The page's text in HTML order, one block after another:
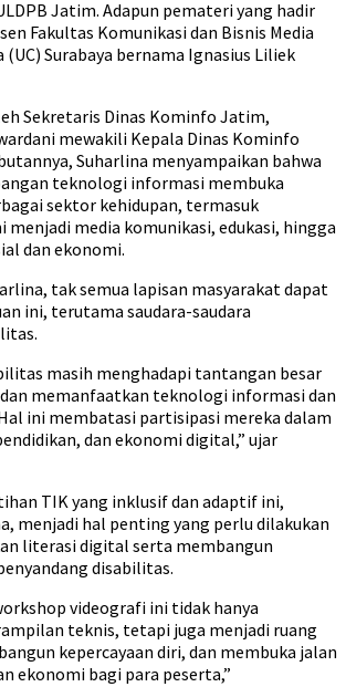
Jatim. Adapun pemateri yang hadir
Fakultas Komunikasi dan Bisnis Media
Surabaya bernama Ignasius Liliek
Sekretaris Dinas Kominfo Jatim,
mewakili Kepala Dinas Kominfo
Suharlina menyampaikan bahwa
teknologi informasi membuka
sektor kehidupan, termasuk
menjadi media komunikasi, edukasi, hingga
dan ekonomi.
tak semua lapisan masyarakat dapat
ini, terutama saudara-saudara
masih menghadapi tantangan besar
memanfaatkan teknologi informasi dan
ini membatasi partisipasi mereka dalam
dan ekonomi digital,” ujar
TIK yang inklusif dan adaptif ini,
menjadi hal penting yang perlu dilakukan
literasi digital serta membangun
disabilitas.
videografi ini tidak hanya
teknis, tetapi juga menjadi ruang
kepercayaan diri, dan membuka jalan
ekonomi bagi para peserta,”